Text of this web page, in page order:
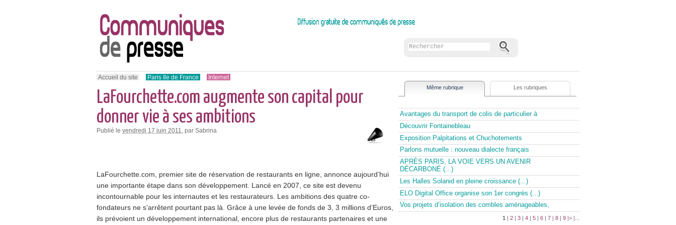
Accueil du site Paris Ile de France Internet
LaFourchette.com augmente son capital pour
donner vie à ses ambitions
Publié le vendredi 17 juin 2011 , par Sabrina
LaFourchette.com, premier site de réservation de restaurants en ligne, annonce aujourd’hui
une importante étape dans son développement. Lancé en 2007, ce site est devenu
incontournable pour les internautes et les restaurateurs. Les ambitions des quatre co-
fondateurs ne s’arrêtent pourtant pas là. Grâce à une levée de fonds de 3, 3 millions d’Euros,
ils prévoient un développement international, encore plus de restaurants partenaires et une
Même rubrique Les rubriques
Avantages du transport de colis de particulier à
Découvrir Fontainebleau
Exposition Palpitations et Chuchotements
Parlons mutuelle : nouveau dialecte français
APRÈS PARIS, LA VOIE VERS UN AVENIR
DÉCARBONÉ (...)
Les Halles Solanid en pleine croissance (...)
ELO Digital Office organise son 1er congrès (...)
Vos projets d’isolation des combles aménageables,
1 | 2 | 3 | 4 | 5 | 6 | 7 | 8 | 9 |> |